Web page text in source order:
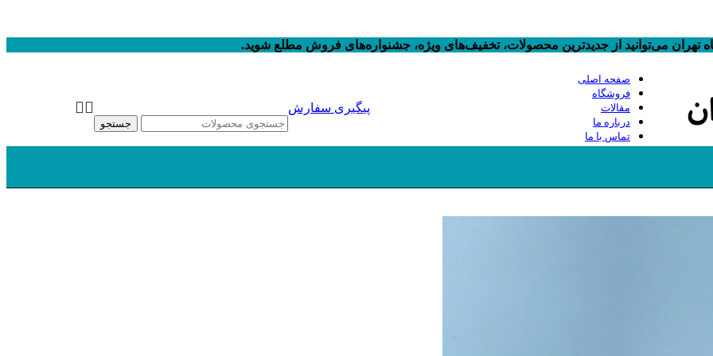
تهران می‌توانید از جدیدترین محصولات، تخفیف‌های ویژه، جشنواره‌های فروش مطلع شوید.
صفحه اصلی
فروشگاه
مقالات
درباره ما
تماس با ما
پیگیری سفارش
جستجو